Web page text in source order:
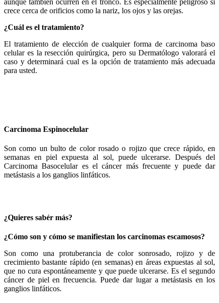
aunque también ocurren en el tronco. Es especialmente peligroso si
crece cerca de orificios como la nariz, los ojos y las orejas.
¿Cuál es el tratamiento?
El tratamiento de elección de cualquier forma de carcinoma baso
celular es la resección quirúrgica, pero su Dermatólogo valorará el
caso y determinará cual es la opción de tratamiento más adecuada
para usted.
Carcinoma Espinocelular
Son como un bulto de color rosado o rojizo que crece rápido, en
semanas en piel expuesta al sol, puede ulcerarse. Después del
Carcinoma Basocelular es el cáncer más frecuente y puede dar
metástasis a los ganglios linfáticos.
¿Quieres sabér más?
¿Cómo son y cómo se manifiestan los carcinomas escamosos?
Son como una protuberancia de color sonrosado, rojizo y de
crecimiento bastante rápido (en semanas) en áreas expuestas al sol,
que no cura espontáneamente y que puede ulcerarse. Es el segundo
cáncer de piel en frecuencia. Puede dar lugar a metástasis en los
ganglios linfáticos.